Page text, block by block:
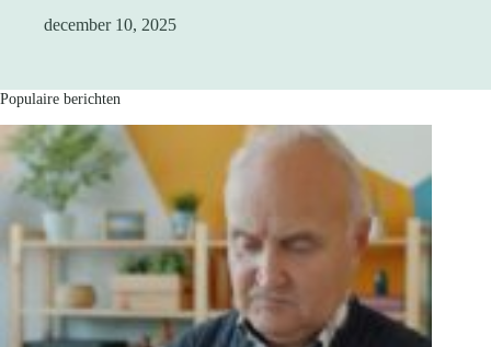
december 10, 2025
Populaire berichten